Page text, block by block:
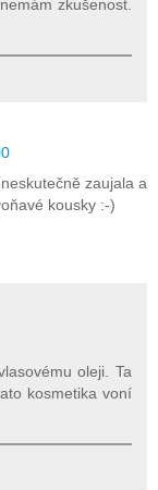
zkušenost.
zaujala a
kousky :-)
oleji. Ta
kosmetika voní